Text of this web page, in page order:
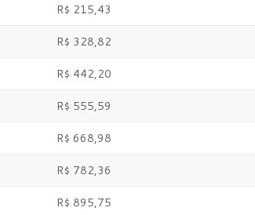
R$ 215,43
R$ 328,82
R$ 442,20
R$ 555,59
R$ 668,98
R$ 782,36
R$ 895,75